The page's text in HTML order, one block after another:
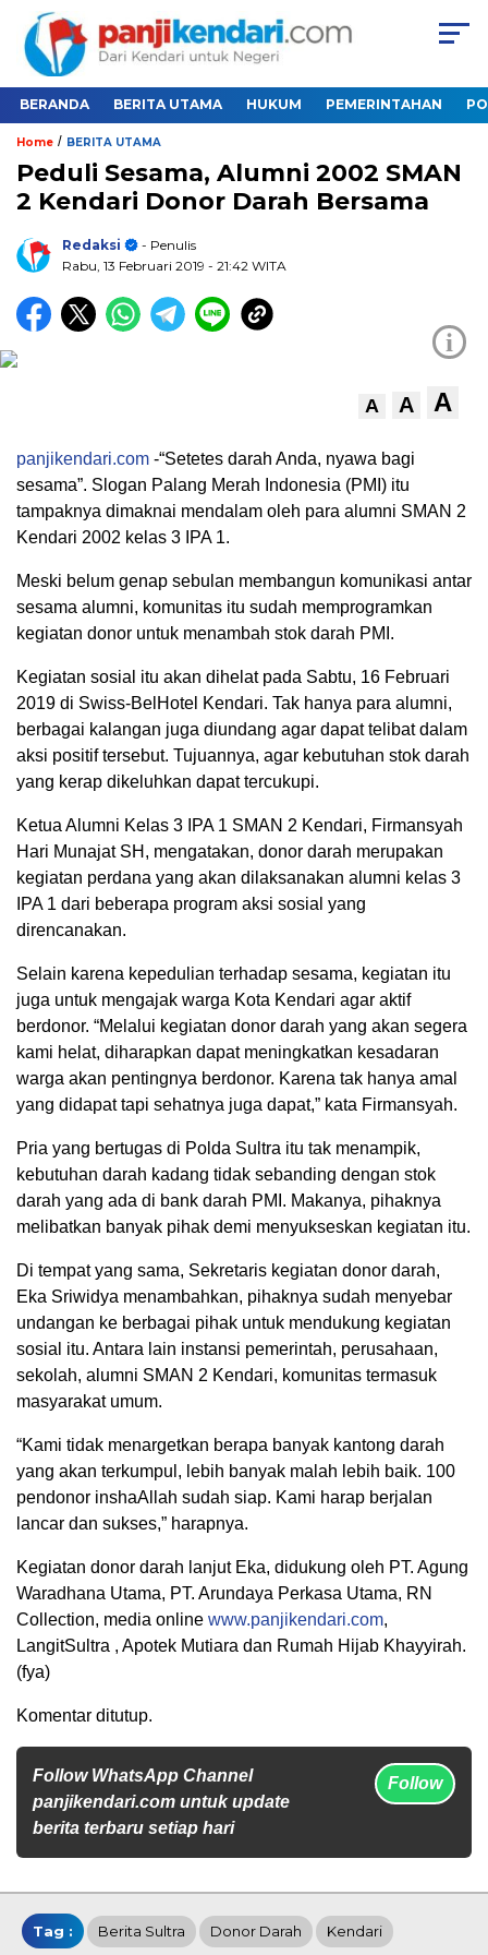
BERANDA BERITA UTAMA HUKUM PEMERINTAHAN
Home / BERITA UTAMA
Peduli Sesama, Alumni 2002 SMAN
2 Kendari Donor Darah Bersama
Redaksi
- Penulis
Rabu, 13 Februari 2019 - 21:42 WITA
i
A A A
panjikendari.com -“Setetes darah Anda, nyawa bagi
sesama”. Slogan Palang Merah Indonesia (PMI) itu
tampaknya dimaknai mendalam oleh para alumni SMAN 2
Kendari 2002 kelas 3 IPA 1.
Meski belum genap sebulan membangun komunikasi antar
sesama alumni, komunitas itu sudah memprogramkan
kegiatan donor untuk menambah stok darah PMI.
Kegiatan sosial itu akan dihelat pada Sabtu, 16 Februari
2019 di Swiss-BelHotel Kendari. Tak hanya para alumni,
berbagai kalangan juga diundang agar dapat telibat dalam
aksi positif tersebut. Tujuannya, agar kebutuhan stok darah
yang kerap dikeluhkan dapat tercukupi.
Ketua Alumni Kelas 3 IPA 1 SMAN 2 Kendari, Firmansyah
Hari Munajat SH, mengatakan, donor darah merupakan
kegiatan perdana yang akan dilaksanakan alumni kelas 3
IPA 1 dari beberapa program aksi sosial yang
direncanakan.
Selain karena kepedulian terhadap sesama, kegiatan itu
juga untuk mengajak warga Kota Kendari agar aktif
berdonor. “Melalui kegiatan donor darah yang akan segera
kami helat, diharapkan dapat meningkatkan kesadaran
warga akan pentingnya berdonor. Karena tak hanya amal
yang didapat tapi sehatnya juga dapat,” kata Firmansyah.
Pria yang bertugas di Polda Sultra itu tak menampik,
kebutuhan darah kadang tidak sebanding dengan stok
darah yang ada di bank darah PMI. Makanya, pihaknya
melibatkan banyak pihak demi menyukseskan kegiatan itu.
Di tempat yang sama, Sekretaris kegiatan donor darah,
Eka Sriwidya menambahkan, pihaknya sudah menyebar
undangan ke berbagai pihak untuk mendukung kegiatan
sosial itu. Antara lain instansi pemerintah, perusahaan,
sekolah, alumni SMAN 2 Kendari, komunitas termasuk
masyarakat umum.
“Kami tidak menargetkan berapa banyak kantong darah
yang akan terkumpul, lebih banyak malah lebih baik. 100
pendonor inshaAllah sudah siap. Kami harap berjalan
lancar dan sukses,” harapnya.
Kegiatan donor darah lanjut Eka, didukung oleh PT. Agung
Waradhana Utama, PT. Arundaya Perkasa Utama, RN
Collection, media online www.panjikendari.com,
LangitSultra , Apotek Mutiara dan Rumah Hijab Khayyirah.
(fya)
Komentar ditutup.
Follow WhatsApp Channel
panjikendari.com untuk update
berita terbaru setiap hari
Follow
Tag : Berita Sultra Donor Darah Kendari